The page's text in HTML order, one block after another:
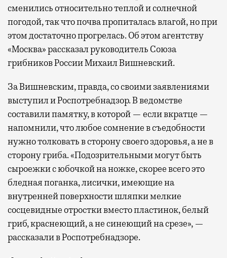
сменились относительно теплой и солнечной
погодой, так что почва пропиталась влагой, но при
этом достаточно прогрелась. Об этом агентству
«Москва» рассказал руководитель Союза
грибников России Михаил Вишневский.
За Вишневским, правда, со своими заявлениями
выступил и Роспотребнадзор. В ведомстве
составили памятку, в которой — если вкратце —
напомнили, что любое сомнение в съедобности
нужно толковать в сторону своего здоровья, а не в
сторону гриба. «Подозрительными могут быть
сыроежки с юбочкой на ножке, скорее всего это
бледная поганка, лисички, имеющие на
внутренней поверхности шляпки мелкие
сосцевидные отростки вместо пластинок, белый
гриб, краснеющий, а не синеющий на срезе», —
рассказали в Роспотребнадзоре.